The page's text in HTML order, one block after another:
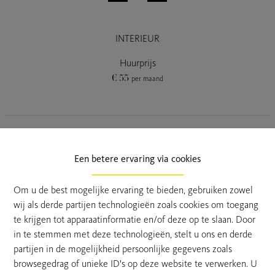
Een betere ervaring via cookies
Om u de best mogelijke ervaring te bieden, gebruiken zowel
wij als derde partijen technologieën zoals cookies om toegang
te krijgen tot apparaatinformatie en/of deze op te slaan. Door
in te stemmen met deze technologieën, stelt u ons en derde
partijen in de mogelijkheid persoonlijke gegevens zoals
browsegedrag of unieke ID's op deze website te verwerken. U
INTERIEUR
Huurprijs
€ 55 per maand
Parkeerplaats
Kemzekedorp 24 , Centraal gelegen carport
Bent u opzoek naar overdekte staanplaats in het centrum
van Kemzeke.
Dan is dit wat u zoekt!